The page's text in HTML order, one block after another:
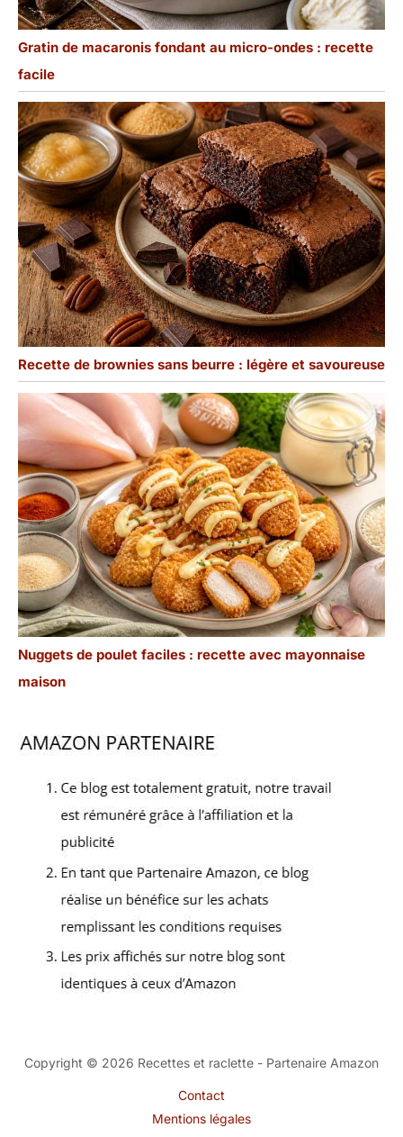
Gratin de macaronis fondant au micro-ondes : recette
facile
Recette de brownies sans beurre : légère et savoureuse
Nuggets de poulet faciles : recette avec mayonnaise
maison
Copyright © 2026 Recettes et raclette - Partenaire Amazon
Contact
Mentions légales